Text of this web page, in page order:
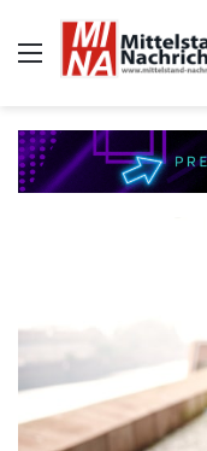
Auswahl